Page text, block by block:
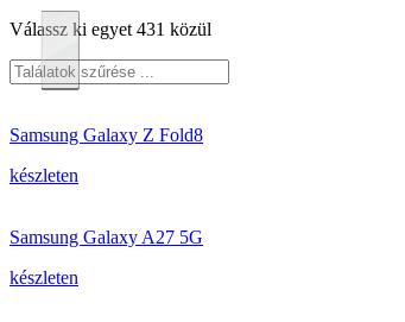
Válassz ki egyet 431 közül
Samsung Galaxy Z Fold8
készleten
Samsung Galaxy A27 5G
készleten